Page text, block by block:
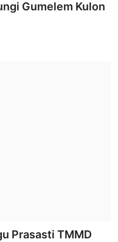
Gumelem Kulon
Prasasti TMMD